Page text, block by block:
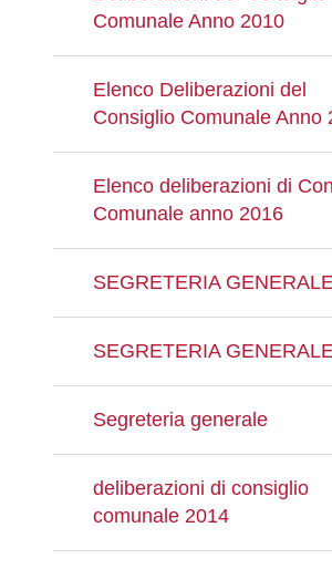
Comunale Anno 2010
Elenco Deliberazioni del
Consiglio Comunale Anno
Elenco deliberazioni di
Comunale anno 2016
SEGRETERIA
SEGRETERIA
Segreteria generale
deliberazioni di consiglio
comunale 2014